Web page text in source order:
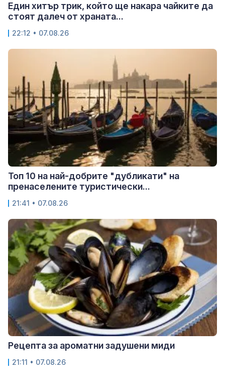
Един хитър трик, който ще накара чайките да
стоят далеч от храната...
22:12 • 07.08.26
Топ 10 на най-добрите "дубликати" на
пренаселените туристически...
21:41 • 07.08.26
Рецепта за ароматни задушени миди
21:11 • 07.08.26